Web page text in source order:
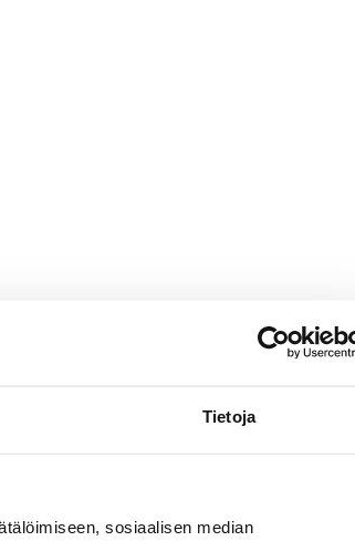
Tietoja
sosiaalisen median